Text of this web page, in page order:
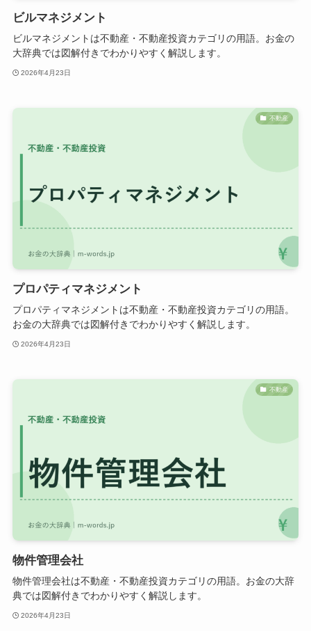
ビルマネジメント
ビルマネジメントは不動産・不動産投資カテゴリの用語。お金の
大辞典では図解付きでわかりやすく解説します。
2026年4月23日
不動産
プロパティマネジメント
プロパティマネジメントは不動産・不動産投資カテゴリの用語。
お金の大辞典では図解付きでわかりやすく解説します。
2026年4月23日
不動産
物件管理会社
物件管理会社は不動産・不動産投資カテゴリの用語。お金の大辞
典では図解付きでわかりやすく解説します。
2026年4月23日